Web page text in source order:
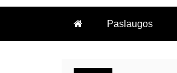
Paslaugos